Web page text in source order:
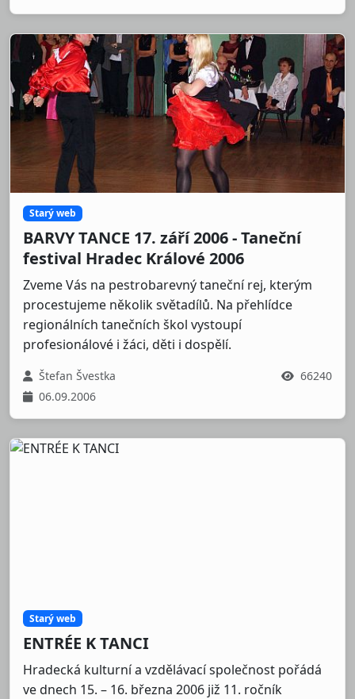
Starý web
BARVY TANCE 17. září 2006 - Taneční
festival Hradec Králové 2006
Zveme Vás na pestrobarevný taneční rej, kterým
procestujeme několik světadílů. Na přehlídce
regionálních tanečních škol vystoupí
profesionálové i žáci, děti i dospělí.
Štefan Švestka
66240
06.09.2006
Starý web
ENTRÉE K TANCI
Hradecká kulturní a vzdělávací společnost pořádá
ve dnech 15. – 16. března 2006 již 11. ročník